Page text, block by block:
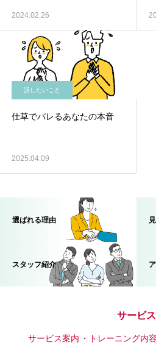
2024.02.26
話したいこと
仕草でバレるあなたの本音
2025.04.09
選ばれる理由
スタッフ紹介
サービス
サービス案内 トレーニング内容